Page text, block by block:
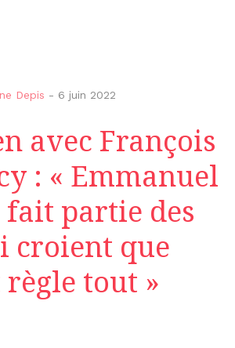
Depis - 6 juin 2022
avec François
: « Emmanuel
partie des
croient que
règle tout »